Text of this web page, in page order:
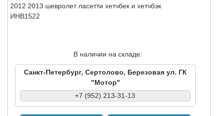
2012 2013 шевролет ласетти хетчбек и хетчбэк
ИНВ1522
В наличии на складе:
Санкт-Петербург, Сертолово, Березовая ул. ГК
"Мотор"
+7 (952) 213-31-13